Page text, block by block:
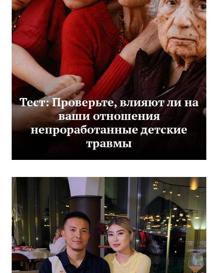
Тест: Проверьте, влияют ли на
ваши отношения
непроработанные детские
травмы